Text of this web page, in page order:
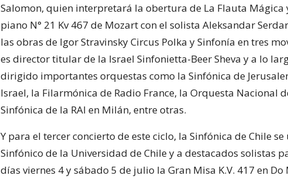
Salomon, quien interpretará la obertura de La Flauta Mágica
piano N° 21 Kv 467 de Mozart con el solista Aleksandar
las obras de Igor Stravinsky Circus Polka y Sinfonía en tres
es director titular de la Israel Sinfonietta-Beer Sheva y a lo
dirigido importantes orquestas como la Sinfónica de
Israel, la Filarmónica de Radio France, la Orquesta Nacional
Sinfónica de la RAI en Milán, entre otras.
Y para el tercer concierto de este ciclo, la Sinfónica de Chile
Sinfónico de la Universidad de Chile y a destacados solistas
días viernes 4 y sábado 5 de julio la Gran Misa K.V. 417 en